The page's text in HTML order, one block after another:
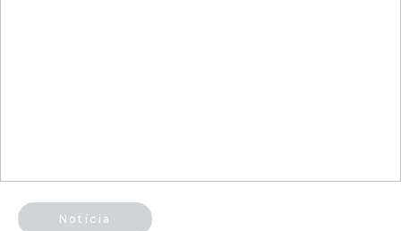
Notícia